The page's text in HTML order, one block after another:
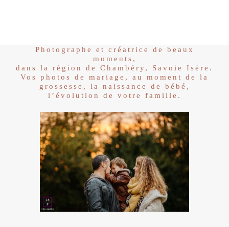
Photographe et créatrice de beaux
moments,
dans la région de Chambéry, Savoie Isère.
Vos photos de mariage, au moment de la
grossesse, la naissance de bébé,
l’évolution de votre famille.